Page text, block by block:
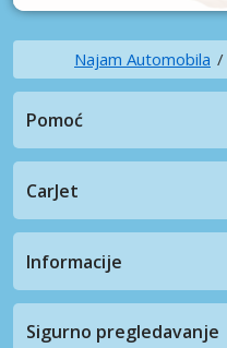
Najam Automobila
Pomoć
CarJet
Informacije
Sigurno pregledavanje